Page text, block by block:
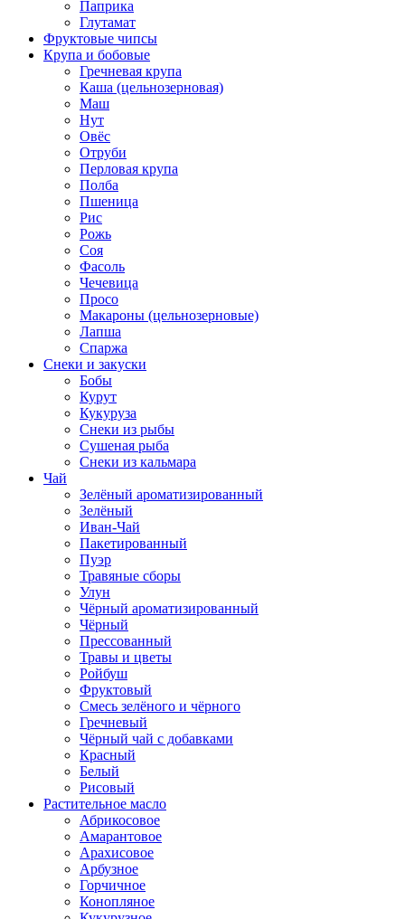
Паприка
Глутамат
Фруктовые чипсы
Крупа и бобовые
Гречневая крупа
Каша (цельнозерновая)
Маш
Нут
Овёс
Отруби
Перловая крупа
Полба
Пшеница
Рис
Рожь
Соя
Фасоль
Чечевица
Просо
Макароны (цельнозерновые)
Лапша
Спаржа
Снеки и закуски
Бобы
Курут
Кукуруза
Снеки из рыбы
Сушеная рыба
Снеки из кальмара
Чай
Зелёный ароматизированный
Зелёный
Иван-Чай
Пакетированный
Пуэр
Травяные сборы
Улун
Чёрный ароматизированный
Чёрный
Прессованный
Травы и цветы
Ройбуш
Фруктовый
Смесь зелёного и чёрного
Гречневый
Чёрный чай с добавками
Красный
Белый
Рисовый
Растительное масло
Абрикосовое
Амарантовое
Арахисовое
Арбузное
Горчичное
Конопляное